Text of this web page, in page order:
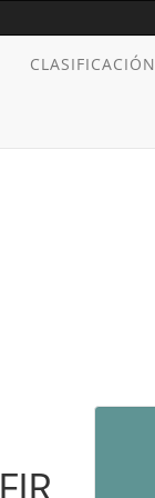
CLASIFICACIÓN